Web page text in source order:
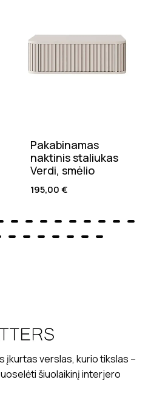
Pakabinamas
naktinis staliukas
Verdi, smėlio
195,00€
įkurtas verslas, kurio tikslas –
šiuolaikinį interjero